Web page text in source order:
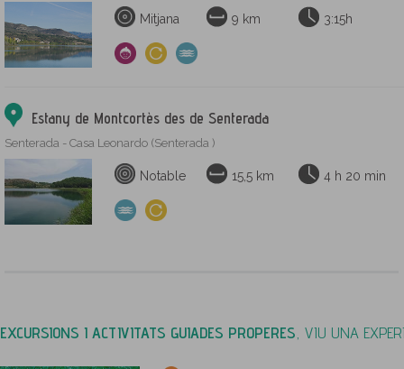
Mitjana 9 km 3:15h
Estany de Montcortès des de Senterada
Senterada - Casa Leonardo (Senterada )
Notable 15,5 km 4 h 20 min
EXCURSIONS I ACTIVITATS GUIADES PROPERES , VIU UNA